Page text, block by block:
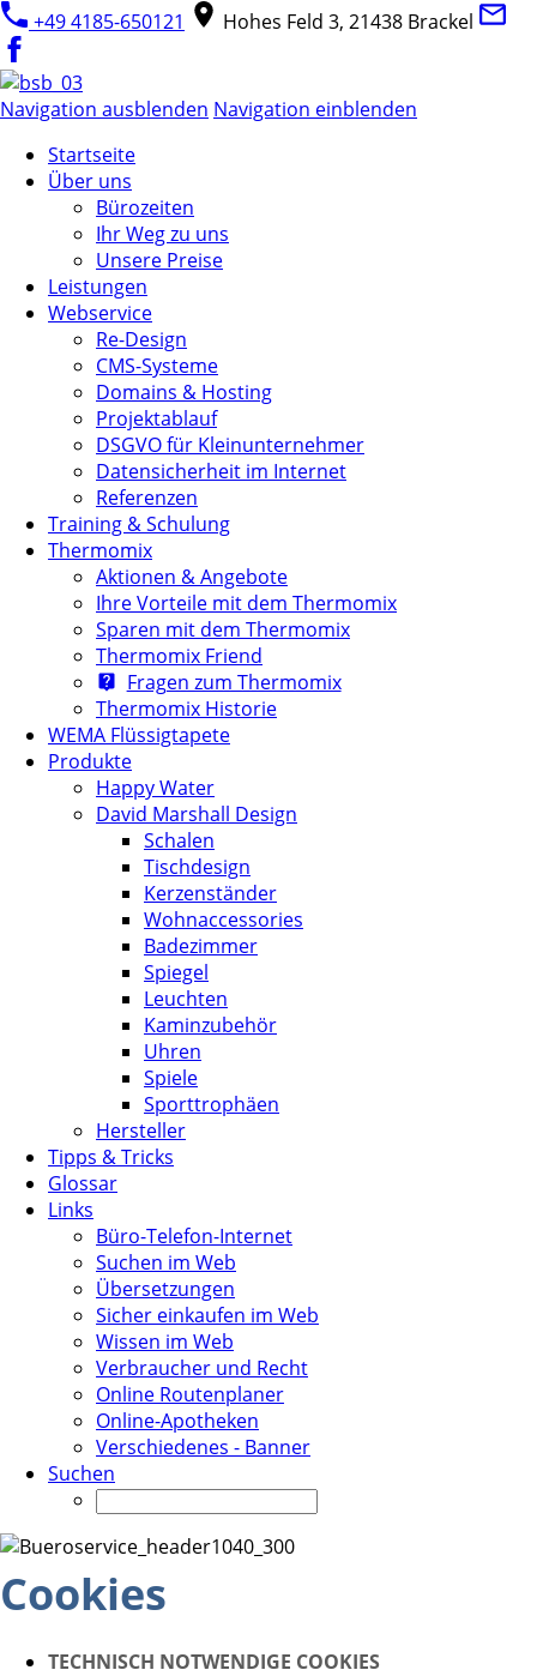
+49 4185-650121 Hohes Feld 3, 21438 Brackel
Navigation ausblenden Navigation einblenden
Startseite
Über uns
Bürozeiten
Ihr Weg zu uns
Unsere Preise
Leistungen
Webservice
Re-Design
CMS-Systeme
Domains & Hosting
Projektablauf
DSGVO für Kleinunternehmer
Datensicherheit im Internet
Referenzen
Training & Schulung
Thermomix
Aktionen & Angebote
Ihre Vorteile mit dem Thermomix
Sparen mit dem Thermomix
Thermomix Friend
Fragen zum Thermomix
Thermomix Historie
WEMA Flüssigtapete
Produkte
Happy Water
David Marshall Design
Schalen
Tischdesign
Kerzenständer
Wohnaccessories
Badezimmer
Spiegel
Leuchten
Kaminzubehör
Uhren
Spiele
Sporttrophäen
Hersteller
Tipps & Tricks
Glossar
Links
Büro-Telefon-Internet
Suchen im Web
Übersetzungen
Sicher einkaufen im Web
Wissen im Web
Verbraucher und Recht
Online Routenplaner
Online-Apotheken
Verschiedenes - Banner
Suchen
Cookies
TECHNISCH NOTWENDIGE COOKIES